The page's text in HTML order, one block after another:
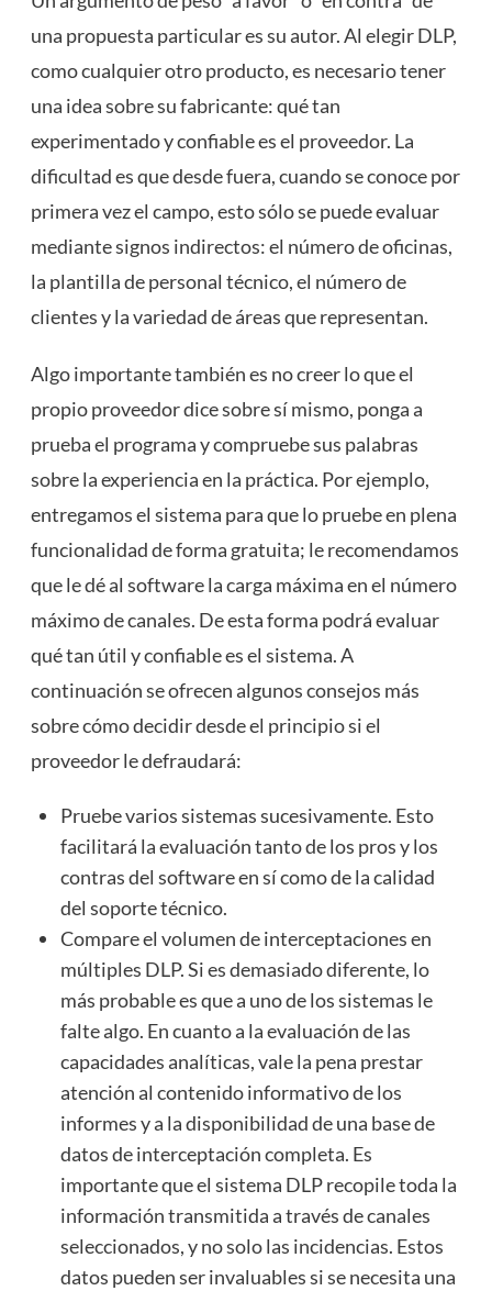
una propuesta particular es su autor. Al elegir DLP,
como cualquier otro producto, es necesario tener
una idea sobre su fabricante: qué tan
experimentado y confiable es el proveedor. La
dificultad es que desde fuera, cuando se conoce por
primera vez el campo, esto sólo se puede evaluar
mediante signos indirectos: el número de oficinas,
la plantilla de personal técnico, el número de
clientes y la variedad de áreas que representan.
Algo importante también es no creer lo que el
propio proveedor dice sobre sí mismo, ponga a
prueba el programa y compruebe sus palabras
sobre la experiencia en la práctica. Por ejemplo,
entregamos el sistema para que lo pruebe en plena
funcionalidad de forma gratuita; le recomendamos
que le dé al software la carga máxima en el número
máximo de canales. De esta forma podrá evaluar
qué tan útil y confiable es el sistema. A
continuación se ofrecen algunos consejos más
sobre cómo decidir desde el principio si el
proveedor le defraudará:
Pruebe varios sistemas sucesivamente. Esto
facilitará la evaluación tanto de los pros y los
contras del software en sí como de la calidad
del soporte técnico.
Compare el volumen de interceptaciones en
múltiples DLP. Si es demasiado diferente, lo
más probable es que a uno de los sistemas le
falte algo. En cuanto a la evaluación de las
capacidades analíticas, vale la pena prestar
atención al contenido informativo de los
informes y a la disponibilidad de una base de
datos de interceptación completa. Es
importante que el sistema DLP recopile toda la
información transmitida a través de canales
seleccionados, y no solo las incidencias. Estos
datos pueden ser invaluables si se necesita una